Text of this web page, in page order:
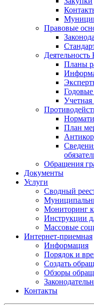
Правовые
Планы
План
Обращения
Документы
Услуги
Сводный
Мониторинг
Инструкции
Массовые
Интернет-приемная
Информация
Порядок и
Создать
Обзоры
Контакты